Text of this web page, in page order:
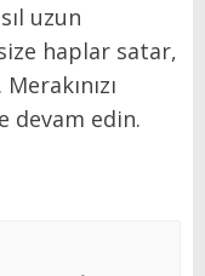
uzun
haplar satar,
devam edin.